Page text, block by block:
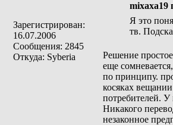
Зарегистрирован:
16.07.2006
Сообщения: 2845
Откуда: Syberia
mixaxa19
Я это
тв.
Решение
еще
по принципу.
косяках
потребителей.
Никакого
незаконное